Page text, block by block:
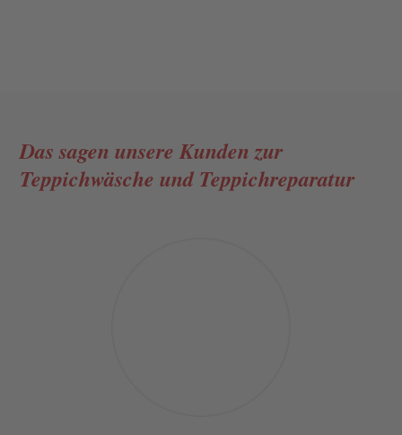
Das sagen unsere Kundenzur
Teppichwäsche und Teppichreparatur